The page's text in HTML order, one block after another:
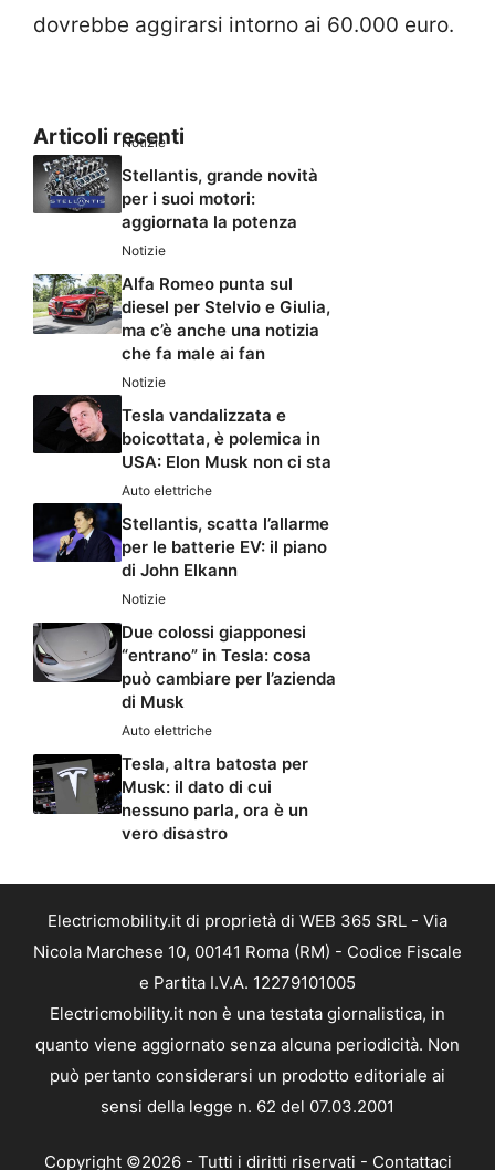
dovrebbe aggirarsi intorno ai 60.000 euro.
Articoli recenti
Notizie
Stellantis, grande novità
per i suoi motori:
aggiornata la potenza
Notizie
Alfa Romeo punta sul
diesel per Stelvio e Giulia,
ma c’è anche una notizia
che fa male ai fan
Notizie
Tesla vandalizzata e
boicottata, è polemica in
USA: Elon Musk non ci sta
Auto elettriche
Stellantis, scatta l’allarme
per le batterie EV: il piano
di John Elkann
Notizie
Due colossi giapponesi
“entrano” in Tesla: cosa
può cambiare per l’azienda
di Musk
Auto elettriche
Tesla, altra batosta per
Musk: il dato di cui
nessuno parla, ora è un
vero disastro
Electricmobility.it di proprietà di WEB 365 SRL - Via
Nicola Marchese 10, 00141 Roma (RM) - Codice Fiscale
e Partita I.V.A. 12279101005
Electricmobility.it non è una testata giornalistica, in
quanto viene aggiornato senza alcuna periodicità. Non
può pertanto considerarsi un prodotto editoriale ai
sensi della legge n. 62 del 07.03.2001
Copyright ©2026 - Tutti i diritti riservati - Contattaci